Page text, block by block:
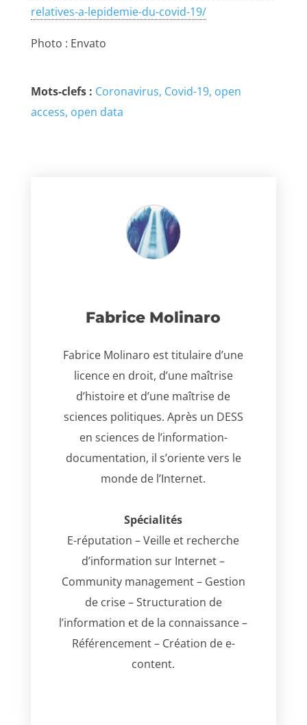
relatives-a-lepidemie-du-covid-19/
Photo : Envato
Mots-clefs : Coronavirus Covid-19 open
access open data
Fabrice Molinaro
Fabrice Molinaro est titulaire d’une
licence en droit, d’une maîtrise
d’histoire et d’une maîtrise de
sciences politiques. Après un DESS
en sciences de l’information-
documentation, il s’oriente vers le
monde de l’Internet.
Spécialités
E-réputation – Veille et recherche
d’information sur Internet –
Community management – Gestion
de crise – Structuration de
l’information et de la connaissance –
Référencement – Création de e-
content.